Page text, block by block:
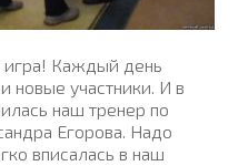
Каждый день
новые участники. И в
наш тренер по
Егорова. Надо
вписалась в наш